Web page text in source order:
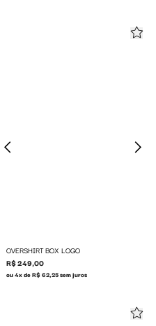
OVERSHIRT BOX LOGO
R$ 249,00
ou 4x de R$ 62,25 sem juros